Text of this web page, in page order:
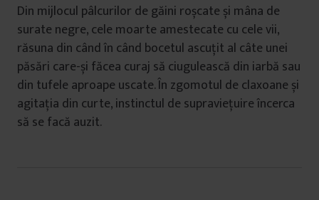
Din mijlocul pâlcurilor de găini roșcate și mâna de
surate negre, cele moarte amestecate cu cele vii,
răsuna din când în când bocetul ascuțit al câte unei
păsări care-și făcea curaj să ciugulească din iarbă sau
din tufele aproape uscate. În zgomotul de claxoane și
agitația din curte, instinctul de supraviețuire încerca
să se facă auzit.